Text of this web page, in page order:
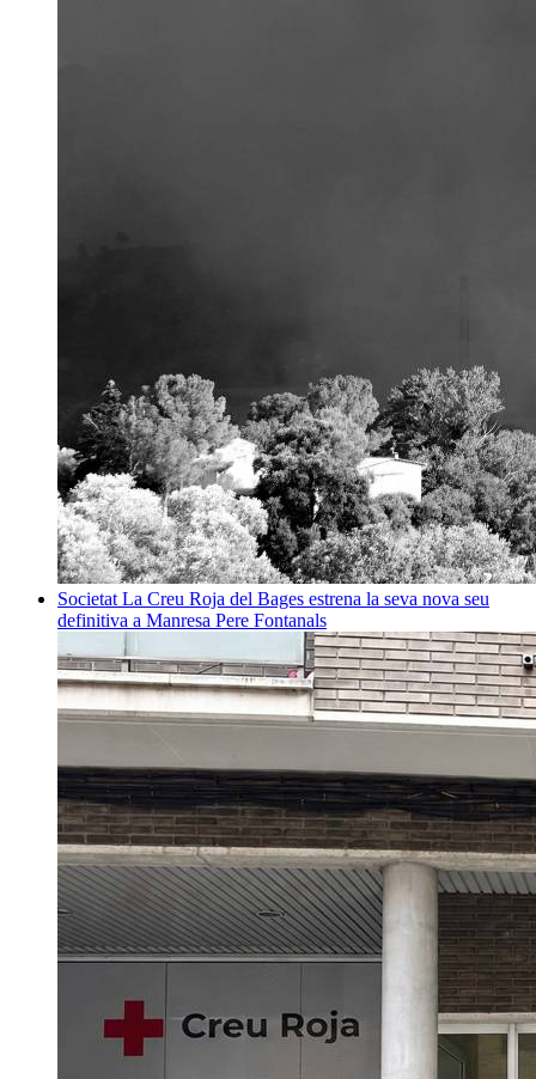
Societat La Creu Roja del Bages estrena la seva nova seu
definitiva a Manresa Pere Fontanals